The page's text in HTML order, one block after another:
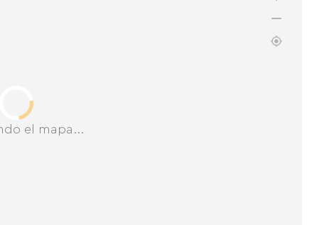
el mapa...